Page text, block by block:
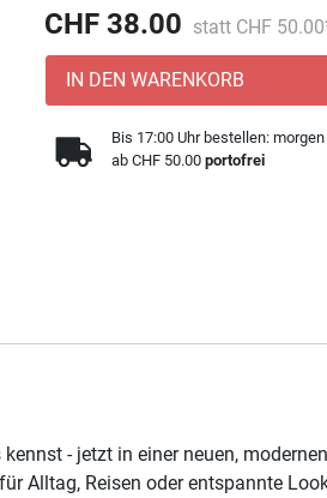
CHF 38.00 Preis reduziert
statt CHF
IN DEN WARENKORB
Bis 17:00 Uhr bestellen:
ab CHF 50.00portofrei
- jetzt in einer neuen,
Alltag, Reisen oder entspannte